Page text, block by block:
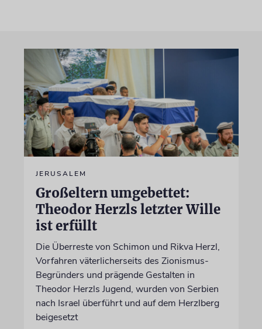
JERUSALEM
Großeltern umgebettet:
Theodor Herzls letzter Wille
ist erfüllt
Die Überreste von Schimon und Rikva Herzl,
Vorfahren väterlicherseits des Zionismus-
Begründers und prägende Gestalten in
Theodor Herzls Jugend, wurden von Serbien
nach Israel überführt und auf dem Herzlberg
beigesetzt